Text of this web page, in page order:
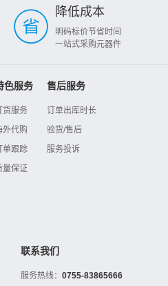
降低成本
明码标价节省时间
一站式采购元器件
色服务
货服务
外代购
单跟踪
量保证
售后服务
订单出库时长
验货/售后
服务投诉
联系我们
服务热线： 0755-83865666